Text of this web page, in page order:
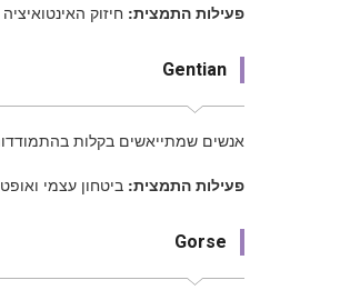
פעילות התמצית: חיזוק
Gentian
אנשים שמתייאשים בקלות
פעילות התמצית: ביטחון עצמי
Gorse